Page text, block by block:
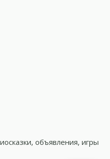
объявления, игры